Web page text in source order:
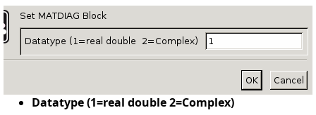
Datatype (1=real double 2=Complex)